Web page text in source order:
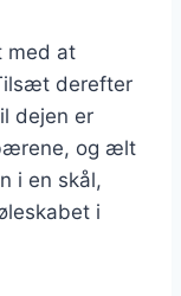
med at
derefter
dejen er
og ælt
i en skål,
i